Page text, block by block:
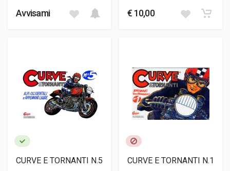
Avvisami € 10,00
CURVE E TORNANTI N.5 CURVE E TORNANTI N.1